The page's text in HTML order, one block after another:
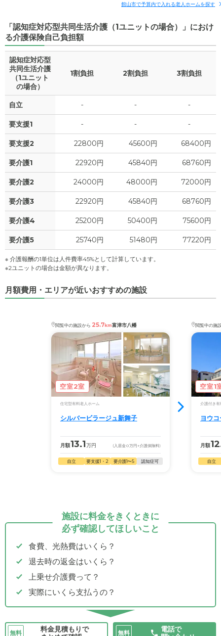
館山市で予算内で入れる老人ホームを探す
「認知症対応型共同生活介護（1ユニットの場合）」におけ
る介護保険自己負担額
認知症対応型
共同生活介護
（1ユニット
の場合）
1割負担 2割負担 3割負担
自立 - - -
要支援1 - - -
要支援2 22800円 45600円 68400円
要介護1 22920円 45840円 68760円
要介護2 24000円 48000円 72000円
要介護3 22920円 45840円 68760円
要介護4 25200円 50400円 75600円
要介護5 25740円 51480円 77220円
※ 介護報酬の1単位は人件費率45%として計算しています。
※2ユニットの場合は金額が異なります。
月額費用・エリアが近いおすすめの施設
閲覧中の施設から 25.7km富津市八幡
空室2室
住宅型有料老人ホーム
シルバービラージュ新舞子
月額13.1万円 (入居金0万円 +介護保険料)
自立 要支援1・2 要介護1〜5 認知症可
閲覧中の施
空室1
介護付き有
ヨウ
月額
自立
施設に料金をきくときに
必ず確認してほしいこと
食費、光熱費はいくら？
退去時の返金はいくら？
上乗せ介護費って？
実際にいくら支払うの？
無料
料金見積もりで
無料
電話で